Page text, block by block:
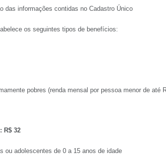
das informações contidas no Cadastro Único
os seguintes tipos de benefícios:
pobres (renda mensal por pessoa menor de até
R$ 32
ou adolescentes de 0 a 15 anos de idade